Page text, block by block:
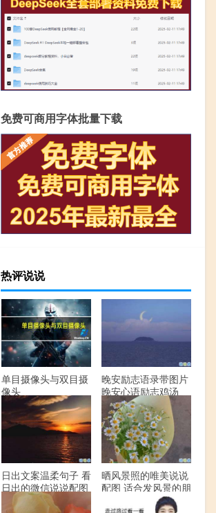
免费可商用字体批量下载
热评说说
单目摄像头与双目摄
像头
晚安励志语录带图片
晚安心语励志鸡汤
日出文案温柔句子 看
日出的微信说说配图
晒风景照的唯美说说
配图 适合发风景的朋